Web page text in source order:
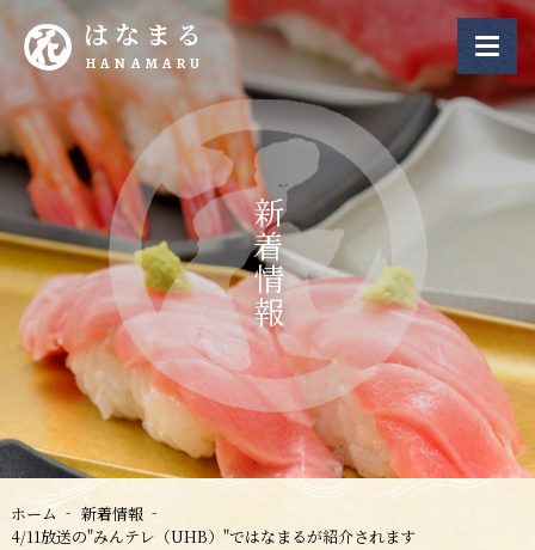
はなまる
HANAMARU
新着情報
ホーム
新着情報
4/11放送の"みんテレ（UHB）"ではなまるが紹介されます